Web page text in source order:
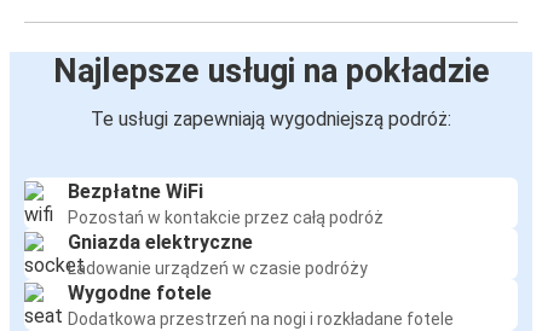
Najlepsze usługi na pokładzie
Te usługi zapewniają wygodniejszą podróż:
Bezpłatne WiFi
Pozostań w kontakcie przez całą podróż
Gniazda elektryczne
Ładowanie urządzeń w czasie podróży
Wygodne fotele
Dodatkowa przestrzeń na nogi i rozkładane fotele